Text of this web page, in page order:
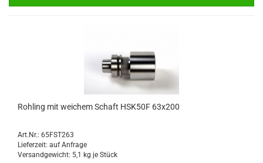
Rohling mit weichem Schaft HSK50F 63x200
Art.Nr.: 65FST263
Lieferzeit: auf Anfrage
Versandgewicht: 5,1 kg je Stück